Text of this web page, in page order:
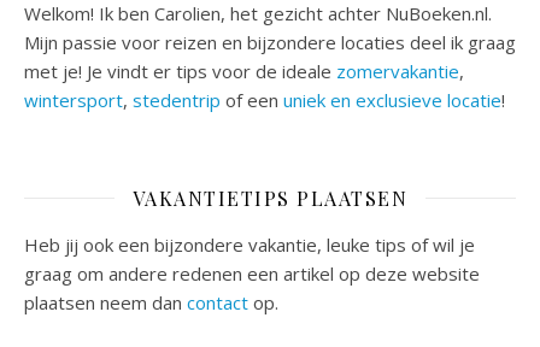
Welkom! Ik ben Carolien, het gezicht achter NuBoeken.nl.
Mijn passie voor reizen en bijzondere locaties deel ik graag
met je! Je vindt er tips voor de ideale zomervakantie,
wintersport, stedentrip of een uniek en exclusieve locatie!
VAKANTIETIPS PLAATSEN
Heb jij ook een bijzondere vakantie, leuke tips of wil je
graag om andere redenen een artikel op deze website
plaatsen neem dan contact op.